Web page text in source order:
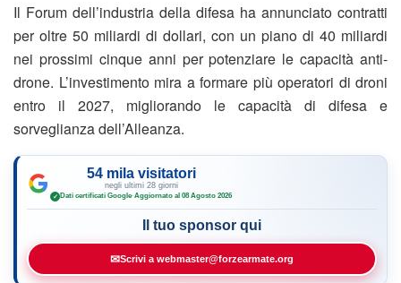
Il Forum dell’industria della difesa ha annunciato contratti
per oltre 50 miliardi di dollari, con un piano di 40 miliardi
nei prossimi cinque anni per potenziare le capacità anti-
drone. L’investimento mira a formare più operatori di droni
entro il 2027, migliorando le capacità di difesa e
sorveglianza dell’Alleanza.
54 mila visitatori
negli ultimi 28 giorni
✓ Dati certificati Google·Aggiornato al 08 Agosto 2026
Il tuo sponsor qui
✉Scrivi a webmaster@forzearmate.org